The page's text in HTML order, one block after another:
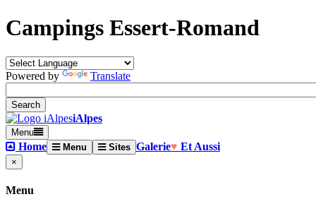
Campings Essert-Romand
Powered by Translate
iAlpes
Menu
Home Menu Sites Galerie♥ Et Aussi
×
Menu